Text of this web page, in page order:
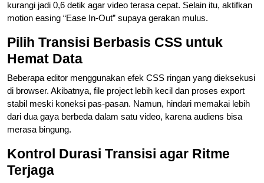
kurangi jadi 0,6 detik agar video terasa cepat. Selain itu, aktifkan
motion easing “Ease In-Out” supaya gerakan mulus.
Pilih Transisi Berbasis CSS untuk
Hemat Data
Beberapa editor menggunakan efek CSS ringan yang dieksekusi
di browser. Akibatnya, file project lebih kecil dan proses export
stabil meski koneksi pas-pasan. Namun, hindari memakai lebih
dari dua gaya berbeda dalam satu video, karena audiens bisa
merasa bingung.
Kontrol Durasi Transisi agar Ritme
Terjaga